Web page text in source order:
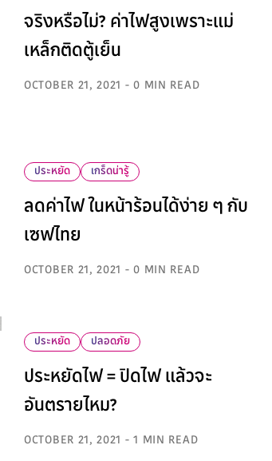
จริงหรือไม่? ค่าไฟสูงเพราะแม่
เหล็กติดตู้เย็น
OCTOBER 21, 2021 - 0 MIN READ
ประหยัด เกร็ดน่ารู้
ลดค่าไฟ ในหน้าร้อนได้ง่าย ๆ กับ
เซฟไทย
OCTOBER 21, 2021 - 0 MIN READ
ประหยัด ปลอดภัย
ประหยัดไฟ = ปิดไฟ แล้วจะ
อันตรายไหม?
OCTOBER 21, 2021 - 1 MIN READ